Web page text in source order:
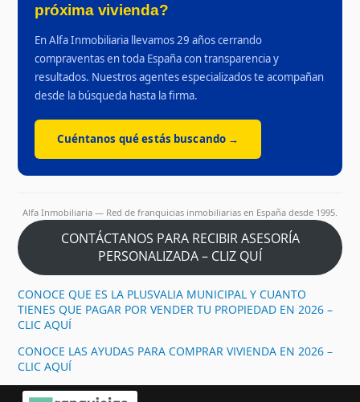
próxima vivienda?
En Alfa Inmobiliaria llevamos 29 años cerrando
compraventas en toda España con transparencia y
resultados. Nuestros agentes especializados te acompañan
desde la búsqueda hasta la firma.
Cuéntanos qué estás buscando →
Alfa Inmobiliaria — Red de franquicias inmobiliarias en España desde 1995.
CONTÁCTANOS PARA RECIBIR ASESORÍA
PERSONALIZADA – CLIZ QUÍ
CONOCE QUE ES LA PLUSVALIA MUNICIPAL Y CUANTO
TIENES QUE PAGAR POR VENDER TU PROPIEDAD EN 2026 –
CLIC AQUÍ
CONOCE LAS AYUDAS PARA COMPRAR VIVIENDA EN 2026 –
CLIC AQUÍ